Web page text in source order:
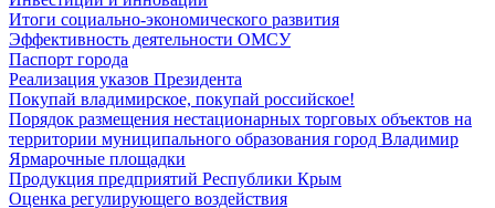
Итоги социально-экономического развития
Эффективность деятельности ОМСУ
Паспорт города
Реализация указов Президента
Покупай владимирское, покупай российское!
Порядок размещения нестационарных торговых объектов на
территории муниципального образования город Владимир
Ярмарочные площадки
Продукция предприятий Республики Крым
Оценка регулирующего воздействия